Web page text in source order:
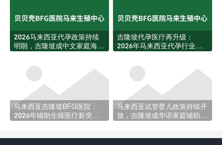
2026马来西亚代孕政策持续
明朗，吉隆坡成中文家庭海外
吉隆坡代孕医疗再升级：
2026年马来西亚代孕行业迎
马来西亚吉隆坡BFG医院：
2026年辅助生殖医疗新突
马来西亚试管婴儿政策持续开
放，吉隆坡成华语家庭辅助生